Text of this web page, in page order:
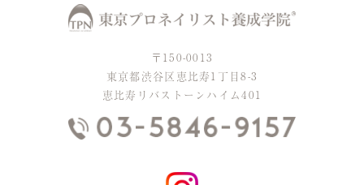
〒150-0013
東京都渋谷区恵比寿1丁目8-3
恵比寿リバストーンハイム401